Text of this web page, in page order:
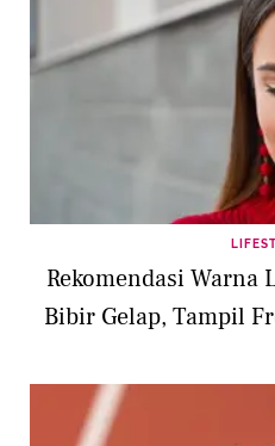
Rekomendasi
Bibir Gelap, Tampil